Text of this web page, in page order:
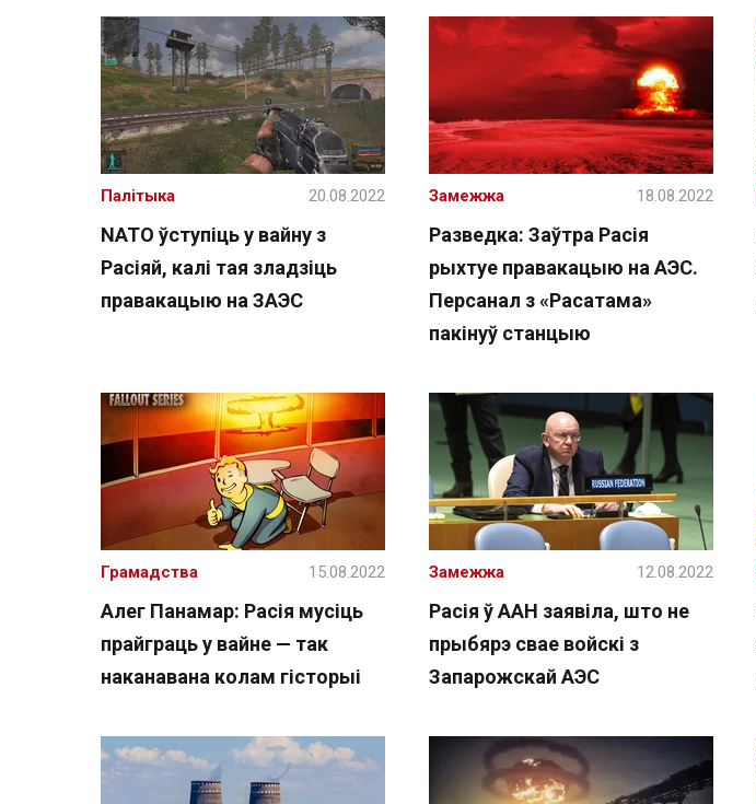
NATO ўступіць у вайну з
Расіяй, калі тая зладзіць
правакацыю на ЗАЭС
Палітыка 20.08.2022
Разведка: Заўтра Расія
рыхтуе правакацыю на АЭС.
Персанал з «Расатама»
пакінуў станцыю
Замежжа 18.08.2022
Алег Панамар: Расія мусіць
прайграць у вайне — так
наканавана колам гісторыі
Грамадства 15.08.2022
Расія ў ААН заявіла, што не
прыбярэ свае войскі з
Запарожскай АЭС
Замежжа 12.08.2022